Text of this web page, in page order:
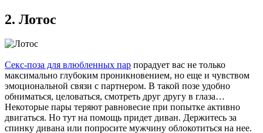
2. Лотос
Секс-поза для влюбленных пар порадует вас не только
максимально глубоким проникновением, но еще и чувством
эмоциональной связи с партнером. В такой позе удобно
обниматься, целоваться, смотреть друг другу в глаза…
Некоторые пары теряют равновесие при попытке активно
двигаться. Но тут на помощь придет диван. Держитесь за
спинку дивана или попросите мужчину облокотиться на нее.